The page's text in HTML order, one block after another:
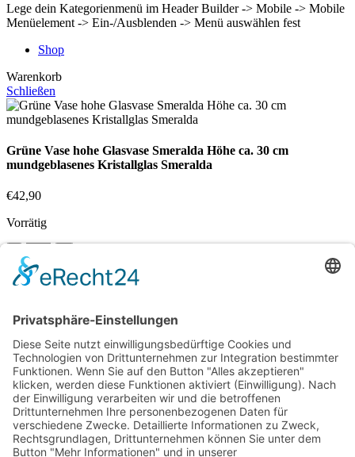
Lege dein Kategorienmenü im Header Builder -> Mobile -> Mobile
Menüelement -> Ein-/Ausblenden -> Menü auswählen fest
Shop
Warenkorb
Schließen
Grüne Vase hohe Glasvase Smeralda Höhe ca. 30 cm
mundgeblasenes Kristallglas Smeralda
€42,90
Vorrätig
Vase
hohe
Höhe
30
cm
mundgeblasenes
Kristallglas
Smeralda
Menge
In den Warenkorb
Vergleichen
Beginnen Sie mit der Eingabe, um die gewünschten Beiträge
anzuzeigen.
Kostenloser Versand ab 75,- €
Handgefertigt in Europa
Perfekt als Geschenk